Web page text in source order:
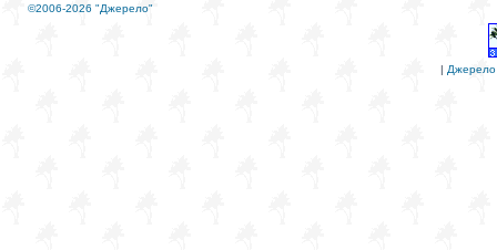
©2006-2026 "Джерело"
| Джерело